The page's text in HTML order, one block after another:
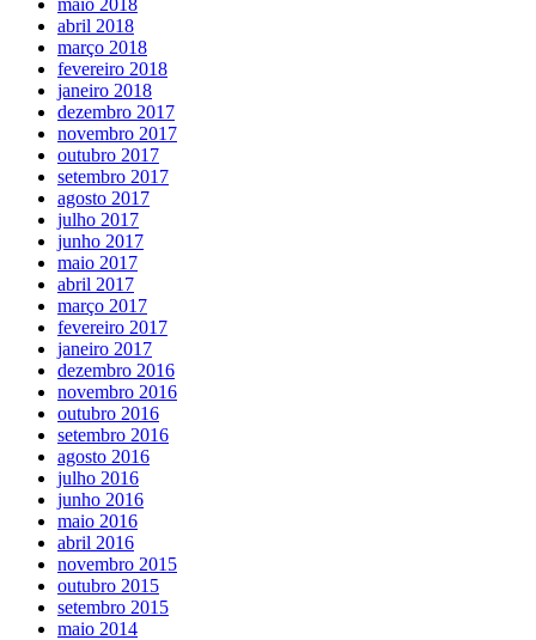
abril 2018
março 2018
fevereiro 2018
janeiro 2018
dezembro 2017
novembro 2017
outubro 2017
setembro 2017
agosto 2017
julho 2017
junho 2017
maio 2017
abril 2017
março 2017
fevereiro 2017
janeiro 2017
dezembro 2016
novembro 2016
outubro 2016
setembro 2016
agosto 2016
julho 2016
junho 2016
maio 2016
abril 2016
novembro 2015
outubro 2015
setembro 2015
maio 2014